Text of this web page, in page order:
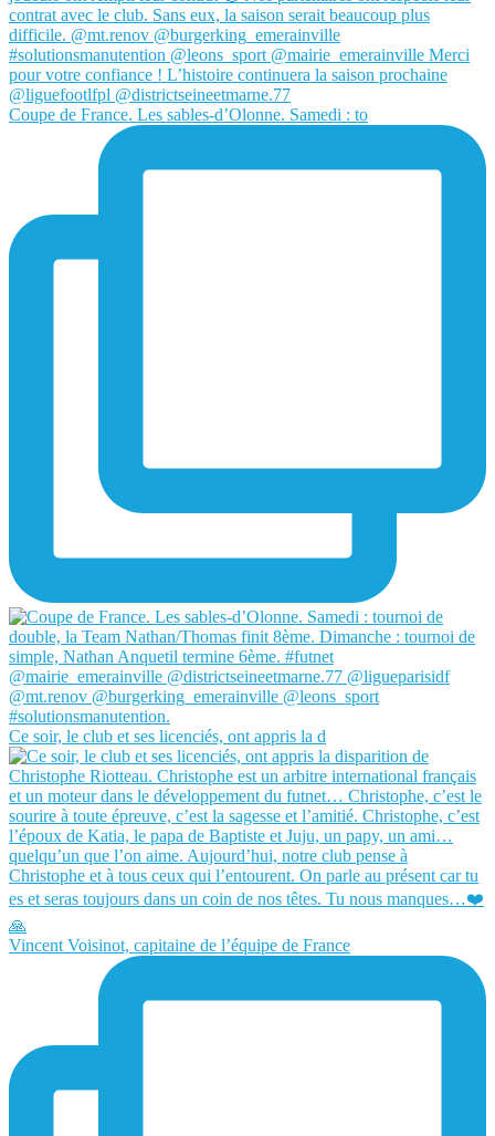
Coupe de France. Les sables-d’Olonne. Samedi : to
Ce soir, le club et ses licenciés, ont appris la d
Vincent Voisinot, capitaine de l’équipe de France